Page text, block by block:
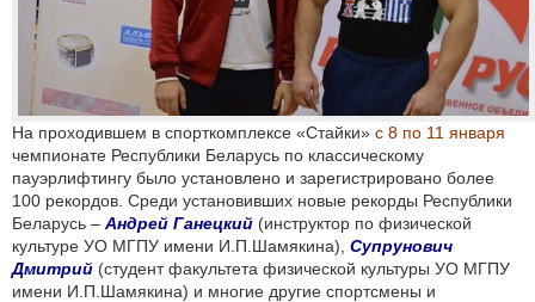
На проходившем в спорткомплексе «Стайки» с 8 по 11 января
чемпионате Республики Беларусь по классическому
пауэрлифтингу было установлено и зарегистрировано более
100 рекордов. Среди установивших новые рекорды Республики
Беларусь – Андрей Ганецкий (инструктор по физической
культуре УО МГПУ имени И.П.Шамякина), Супрунович
Дмитрий (студент факультета физической культуры УО МГПУ
имени И.П.Шамякина) и многие другие спортсмены и